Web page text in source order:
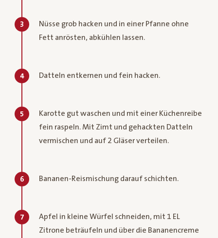
3
Nüsse grob hacken und in einer Pfanne ohne
Fett anrösten, abkühlen lassen.
4 Datteln entkernen und fein hacken.
5
Karotte gut waschen und mit einer Küchenreibe
fein raspeln. Mit Zimt und gehackten Datteln
vermischen und auf 2 Gläser verteilen.
6 Bananen-Reismischung darauf schichten.
7
Apfel in kleine Würfel schneiden, mit 1 EL
Zitrone beträufeln und über die Bananencreme